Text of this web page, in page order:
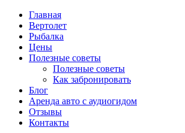
Главная
Вертолет
Рыбалка
Цены
Полезные советы
Полезные советы
Как забронировать
Блог
Аренда авто с аудиогидом
Отзывы
Контакты